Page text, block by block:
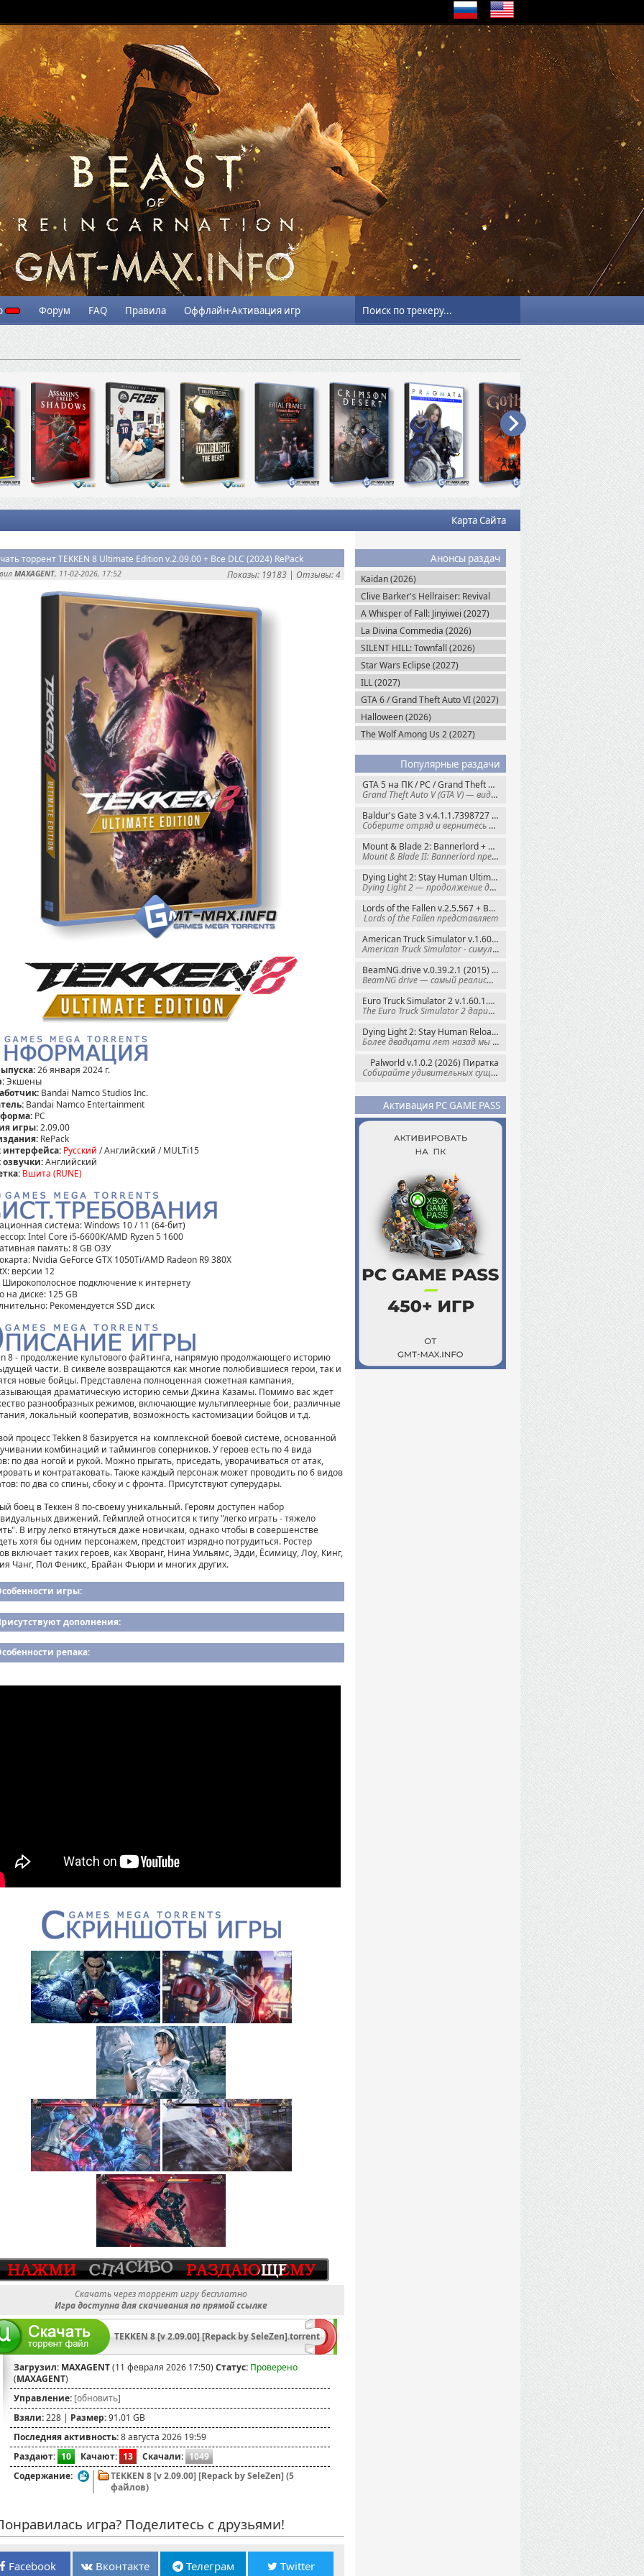
Форум FAQ Правила Оффлайн-Активация игр
Карта Сайта
Анонсы раздач
Kaidan (2026)
Clive Barker's Hellraiser: Revival
(2026)
A Whisper of Fall: Jinyiwei (2027)
La Divina Commedia (2026)
SILENT HILL: Townfall (2026)
Star Wars Eclipse (2027)
ILL (2027)
GTA 6 / Grand Theft Auto VI (2027)
Halloween (2026)
The Wolf Among Us 2 (2027)
Популярные раздачи
GTA 5 на ПК / PC / Grand Theft Auto V: Premium Edition (2015) Steam-Rip
Grand Theft Auto V (GTA V) — видеоигра из
Baldur's Gate 3 v.4.1.1.7398727 + Все DLC (2023) GOG-Rip
Соберите отряд и вернитесь в Забытые
Mount & Blade 2: Bannerlord + War Sails v.1.4.7.117484 (2025) GOG
Mount & Blade II: Bannerlord представляет
Dying Light 2: Stay Human Ultimate Edition v.1.29.1 + Все DLC (2022) Пиратка
Dying Light 2 — продолжение динамичного
Lords of the Fallen v.2.5.567 + Все DLC (2023) Пиратка
Lords of the Fallen представляет
American Truck Simulator v.1.60.1.8s + Все DLC (2016) Пиратка
American Truck Simulator - симулятор
BeamNG.drive v.0.39.2.1 (2015) RePack
BeamNG drive — самый реалистичный
Euro Truck Simulator 2 v.1.60.1.7s + Все DLC (2012) Пиратка
The Euro Truck Simulator 2 дарит вам опыт
Dying Light 2: Stay Human Reloaded Edition v.1.28.3 + Все DLC (2022) RePack
Более двадцати лет назад мы пытались
Palworld v.1.0.2 (2026) Пиратка
Собирайте удивительных существ — Палов —
Активация PC GAME PASS
торрент TEKKEN 8 Ultimate Edition v.2.09.00 + Все DLC (2024) RePack
Показы: 19183 | Отзывы: 4
MAXAGENT, 11-02-2026, 17:52
26 января 2024 г.
Экшены
Bandai Namco Studios Inc.
Bandai Namco Entertainment
PC
игры:2.09.00
RePack
интерфейса: Русский / Английский / MULTi15
Английский
Вшита (RUNE)
система: Windows 10 / 11 (64-бит)
Intel Core i5-6600K/AMD Ryzen 5 1600
память: 8 GB ОЗУ
Nvidia GeForce GTX 1050Ti/AMD Radeon R9 380X
версии 12
Широкополосное подключение к интернету
на диске: 125 GB
Рекомендуется SSD диск
8 - продолжение культового файтинга, напрямую продолжающего историю
части. В сиквеле возвращаются как многие полюбившиеся герои, так и
новые бойцы. Представлена полноценная сюжетная кампания,
драматическую историю семьи Джина Казамы. Помимо вас ждет
разнообразных режимов, включающие мультиплеерные бои, различные
локальный кооператив, возможность кастомизации бойцов и т.д.
процесс Tekken 8 базируется на комплексной боевой системе, основанной
комбинаций и таймингов соперников. У героев есть по 4 вида
по два ногой и рукой. Можно прыгать, приседать, уворачиваться от атак,
и контратаковать. Также каждый персонаж может проводить по 6 видов
по два со спины, сбоку и с фронта. Присутствуют суперудары.
боец в Теккен 8 по-своему уникальный. Героям доступен набор
движений. Геймплей относится к типу "легко играть - тяжело
В игру легко втянуться даже новичкам, однако чтобы в совершенстве
хотя бы одним персонажем, предстоит изрядно потрудиться. Ростер
включает таких героев, как Хворанг, Нина Уильямс, Эдди, Ёсимицу, Лоу, Кинг,
Чанг, Пол Феникс, Брайан Фьюри и многих других.
игры:
дополнения:
репака:
Скачать через торрент игру бесплатно
Игра доступна для скачивания по прямой ссылке
TEKKEN 8 [v 2.09.00] [Repack by SeleZen].torrent
Загрузил: MAXAGENT(11 февраля 2026 17:50) Статус: Проверено
(MAXAGENT)
Управление: [обновить]
Взяли:228 | Размер:91.01 GB
Последняя активность:8 августа 2026 19:59
Раздают: 10 Качают: 13 Скачали: 1049
Содержание:
TEKKEN 8 [v 2.09.00] [Repack by SeleZen] (5
файлов)
игра? Поделитесь с друзьями!
Facebook Вконтакте Телеграм Twitter